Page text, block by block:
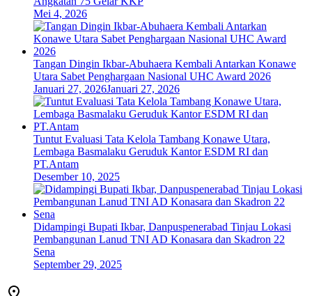
Mei 4, 2026
Tangan Dingin Ikbar-Abuhaera Kembali Antarkan Konawe
Utara Sabet Penghargaan Nasional UHC Award 2026
Januari 27, 2026Januari 27, 2026
Tuntut Evaluasi Tata Kelola Tambang Konawe Utara,
Lembaga Basmalaku Geruduk Kantor ESDM RI dan
PT.Antam
Desember 10, 2025
Didampingi Bupati Ikbar, Danpuspenerabad Tinjau Lokasi
Pembangunan Lanud TNI AD Konasara dan Skadron 22
Sena
September 29, 2025